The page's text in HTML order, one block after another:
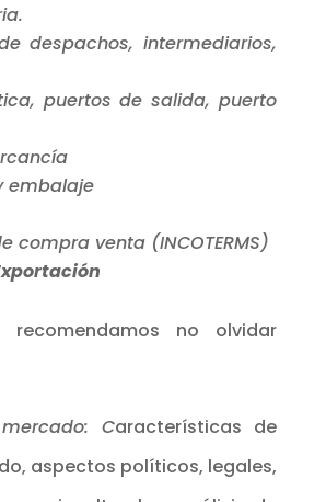
despachos, intermediarios,
puertos de salida, puerto
embalaje
compra venta (INCOTERMS)
recomendamos no olvidar
Características de
aspectos políticos, legales,